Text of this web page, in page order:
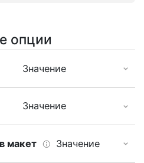
опции
Значение
Значение
макет Значение